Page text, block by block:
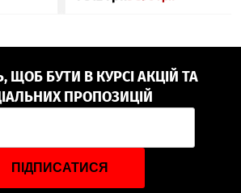
ЩОБ БУТИ В КУРСІ АКЦІЙ ТА
ПРОПОЗИЦІЙ
ПІДПИСАТИСЯ